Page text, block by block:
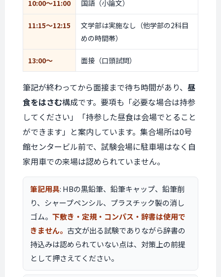
10:00〜11:00 国語（小論文）
11:15〜12:15
文学部は実施なし（他学部の2科目
めの時間帯）
13:00〜 面接（口頭試問）
筆記が終わってから面接まで待ち時間があり、 昼
食をはさむ構成です。要項も「必要な場合は持参
してください」「持参した昼食は会場でとること
ができます」と案内しています。集合場所は0号
館センタービル前で、試験会場に駐車場はなく自
家用車での来場は認められていません。
筆記用具: HBの黒鉛筆、鉛筆キャップ、鉛筆削
り、シャープペンシル、プラスチック製の消し
ゴム。 下敷き・定規・コンパス・辞書は使用で
きません。 古文が出る試験でありながら辞書の
持込みは認められていない点は、対策上の前提
として押さえてください。